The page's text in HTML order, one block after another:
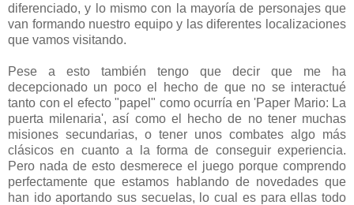
diferenciado, y lo mismo con la mayoría de personajes que
van formando nuestro equipo y las diferentes localizaciones
que vamos visitando.
Pese a esto también tengo que decir que me ha
decepcionado un poco el hecho de que no se interactué
tanto con el efecto "papel" como ocurría en 'Paper Mario: La
puerta milenaria', así como el hecho de no tener muchas
misiones secundarias, o tener unos combates algo más
clásicos en cuanto a la forma de conseguir experiencia.
Pero nada de esto desmerece el juego porque comprendo
perfectamente que estamos hablando de novedades que
han ido aportando sus secuelas, lo cual es para ellas todo